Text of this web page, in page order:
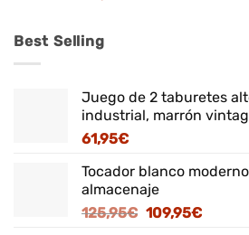
Best Selling
Juego de 2 taburetes
industrial, marrón
61,95€
Tocador blanco
almacenaje
125,95€ El
109,95€El